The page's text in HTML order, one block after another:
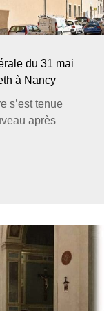
du 31 mai
à Nancy
s’est tenue
après